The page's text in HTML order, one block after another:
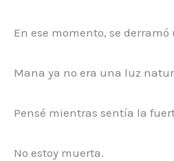
En ese momento, se
Mana ya no era una luz
Pensé mientras sentía la
No estoy muerta.